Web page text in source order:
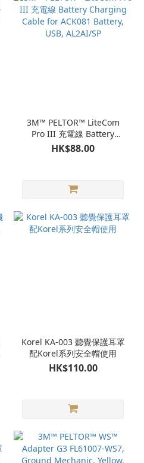
3M™ PELTOR™ LiteCom
Pro III 充電線 Battery
Charging Cable for
ACK081 Battery, USB,
HK$88.00
Korel KA-003 聽覺保護耳罩
配Korel系列安全帽使用
HK$110.00